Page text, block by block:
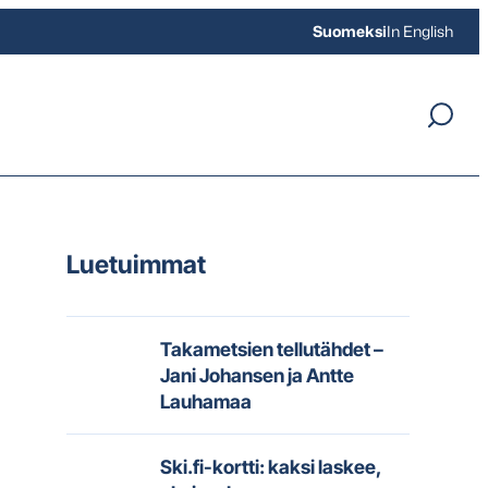
SuomeksiIn English
Luetuimmat
Takametsien tellutähdet –
Jani Johansen ja Antte
Lauhamaa
Ski.fi-kortti: kaksi laskee,